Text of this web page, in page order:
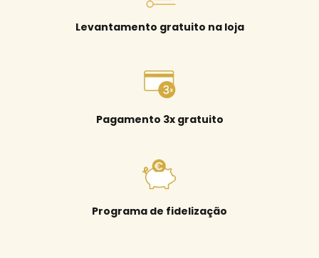
Levantamento gratuito na loja
Pagamento 3x gratuito
Programa de fidelização